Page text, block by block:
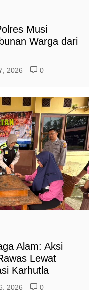
Musi
Warga dari
2026 0
Alam: Aksi
Lewat
Karhutla
2026 0